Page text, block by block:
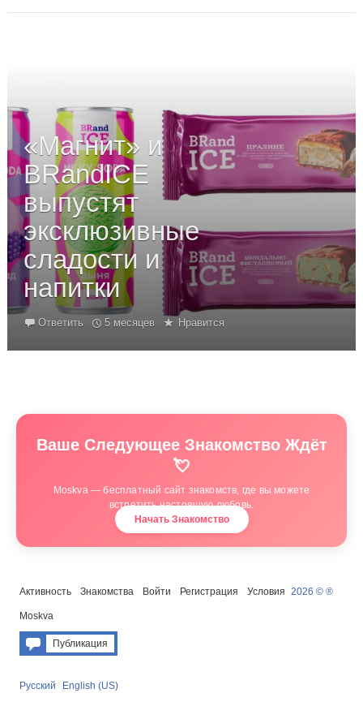
«Магнит» и
BRandICE
выпустят
эксклюзивные
сладости и
напитки
Ответить 5 месяцев Нравится
Ваше Следующее Знакомство Ждёт
💘
Moskva — бесплатный сайт знакомств, где вы можете
встретить настоящую любовь.
Начать Знакомство
Активность Знакомства Войти Регистрация Условия 2026 © ®
Moskva
Публикация
Русский English (US)